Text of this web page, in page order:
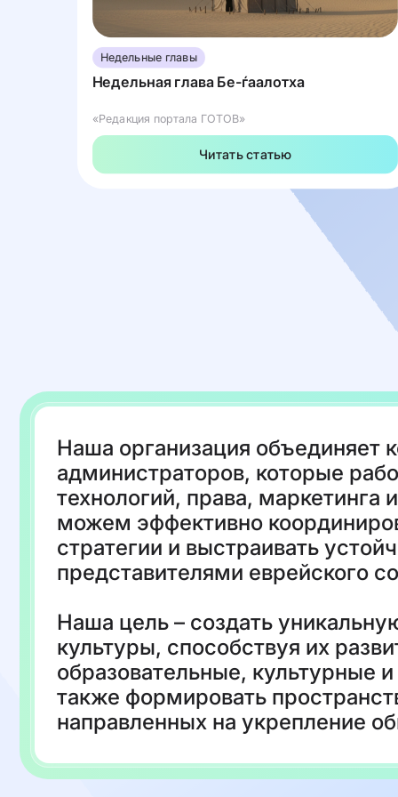
Недельные главы
Недельная глава Бе-ѓаалотха
«Редакция портала ГОТОВ»
Читать статью
Наша организация объединяет
администраторов, которые
технологий, права,
можем эффективно
стратегии и выстраивать
представителями еврейского
Наша цель – создать
культуры, способствуя их
образовательные, культурные
также формировать
направленных на укрепление